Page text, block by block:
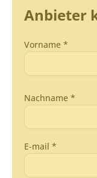
Anbieter
Vorname *
Nachname *
E-mail *